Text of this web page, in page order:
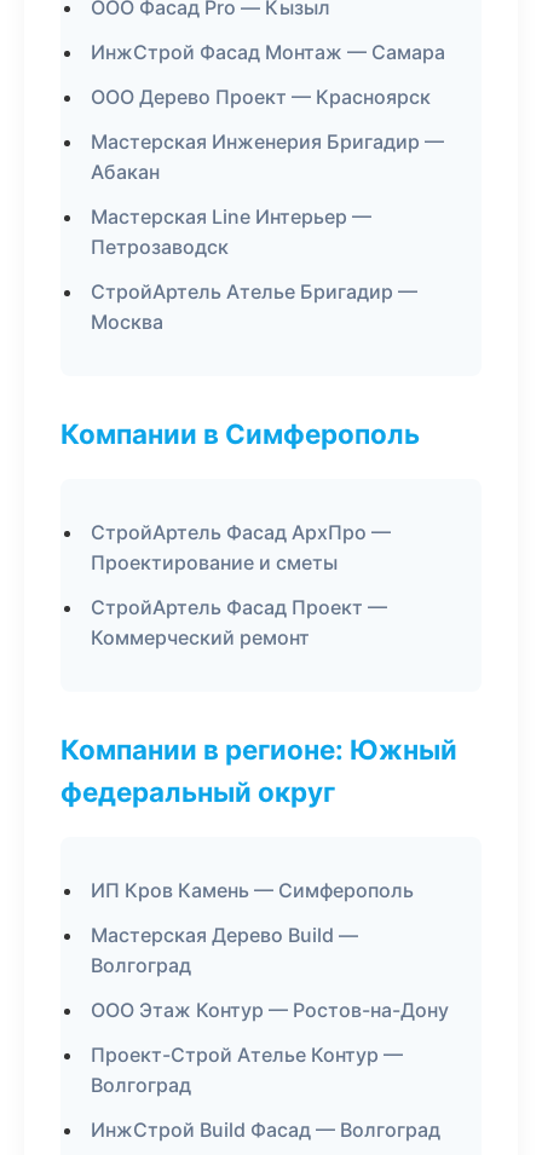
ООО Фасад Pro — Кызыл
ИнжСтрой Фасад Монтаж — Самара
ООО Дерево Проект — Красноярск
Мастерская Инженерия Бригадир —
Абакан
Мастерская Line Интерьер —
Петрозаводск
СтройАртель Ателье Бригадир —
Москва
Компании в Симферополь
СтройАртель Фасад АрхПро —
Проектирование и сметы
СтройАртель Фасад Проект —
Коммерческий ремонт
Компании в регионе: Южный
федеральный округ
ИП Кров Камень — Симферополь
Мастерская Дерево Build —
Волгоград
ООО Этаж Контур — Ростов-на-Дону
Проект-Строй Ателье Контур —
Волгоград
ИнжСтрой Build Фасад — Волгоград